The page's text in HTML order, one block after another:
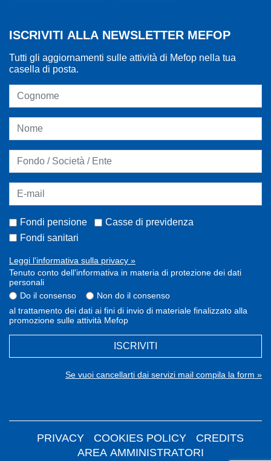
ISCRIVITI ALLA NEWSLETTER MEFOP
Tutti gli aggiornamenti sulle attività di Mefop nella tua
casella di posta.
Fondi pensione
Casse di previdenza
Fondi sanitari
Leggi l'informativa sulla privacy »
Tenuto conto dell'informativa in materia di protezione dei dati
personali
Do il consenso
Non do il consenso
al trattamento dei dati ai fini di invio di materiale finalizzato alla
promozione sulle attività Mefop
ISCRIVITI
Se vuoi cancellarti dai servizi mail compila la form »
PRIVACY COOKIES POLICY
CREDITS
AREA AMMINISTRATORI